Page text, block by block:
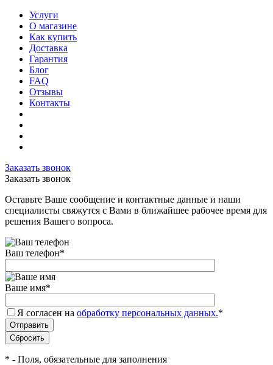
Услуги
О магазине
Как купить
Доставка
Гарантия
Блог
FAQ
Отзывы
Контакты
Заказать звонок
Заказать звонок
Оставьте Ваше сообщение и контактные данные и наши
специалисты свяжутся с Вами в ближайшее рабочее время для
решения Вашего вопроса.
Ваш телефон*
Ваше имя*
Я согласен на обработку персональных данных.*
* - Поля, обязательные для заполнения